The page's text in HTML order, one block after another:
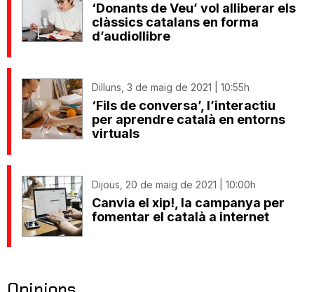
‘Donants de Veu’ vol alliberar els
clàssics catalans en forma
d’audiollibre
Dilluns, 3 de maig de 2021 | 10:55h
‘Fils de conversa’, l’interactiu
per aprendre català en entorns
virtuals
Dijous, 20 de maig de 2021 | 10:00h
Canvia el xip!, la campanya per
fomentar el català a internet